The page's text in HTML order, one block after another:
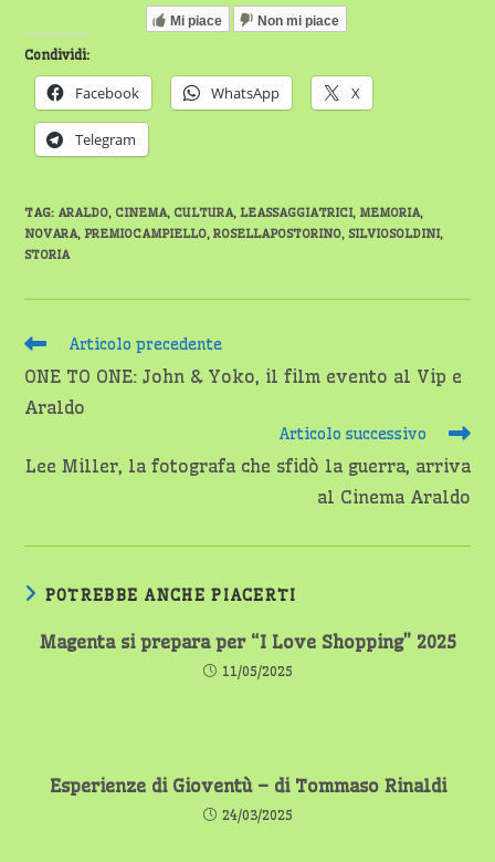
Mi piace Non mi piace
Condividi:
Facebook WhatsApp X
Telegram
TAG: ARALDO, CINEMA, CULTURA, LEASSAGGIATRICI, MEMORIA,
NOVARA, PREMIOCAMPIELLO, ROSELLAPOSTORINO, SILVIOSOLDINI,
STORIA
Leggi
articoli
Articolo precedente
ONE TO ONE: John & Yoko, il film evento al Vip e
Araldo
Articolo successivo
Lee Miller, la fotografa che sfidò la guerra, arriva
al Cinema Araldo
POTREBBE ANCHE PIACERTI
Magenta si prepara per “I Love Shopping” 2025
11/05/2025
Esperienze di Gioventù – di Tommaso Rinaldi
24/03/2025